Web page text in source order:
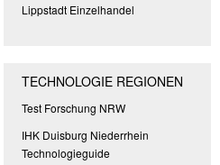
Lippstadt Einzelhandel
TECHNOLOGIE REGIONEN
Test Forschung NRW
IHK Duisburg Niederrhein
Technologieguide